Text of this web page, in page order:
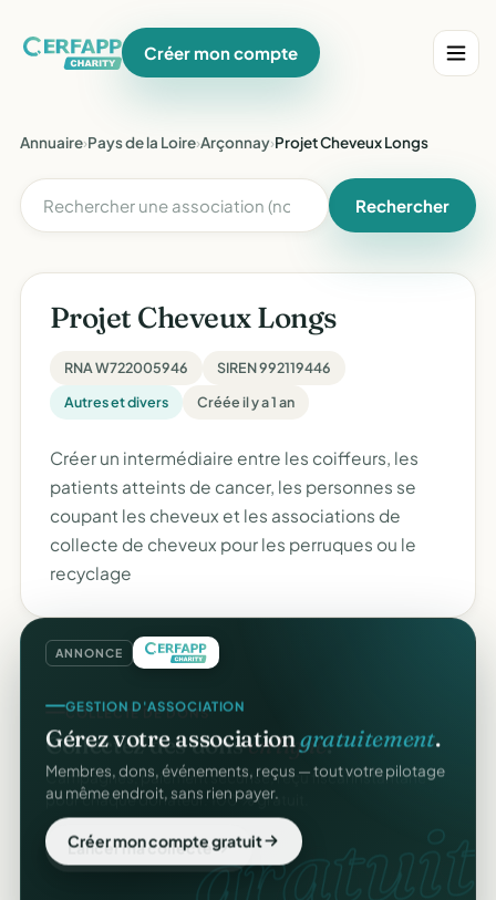
Créer mon compte
Annuaire›Pays de la Loire›Arçonnay›Projet Cheveux Longs
Rechercher
Projet Cheveux Longs
RNA W722005946
SIREN 992119446
Autres et divers
Créée il y a 1 an
Créer un intermédiaire entre les coiffeurs, les
patients atteints de cancer, les personnes se
coupant les cheveux et les associations de
collecte de cheveux pour les perruques ou le
recyclage
ANNONCE
gratuit.
GESTION D'ASSOCIATION
Gérez votre associationgratuitement.
Membres, dons, événements, reçus — tout votre pilotage
au même endroit, sans rien payer.
Créer mon compte gratuit